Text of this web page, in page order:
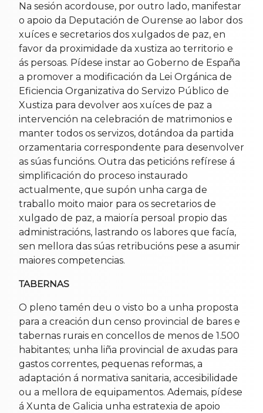
Na sesión acordouse, por outro lado, manifestar
o apoio da Deputación de Ourense ao labor dos
xuíces e secretarios dos xulgados de paz, en
favor da proximidade da xustiza ao territorio e
ás persoas. Pídese instar ao Goberno de España
a promover a modificación da Lei Orgánica de
Eficiencia Organizativa do Servizo Público de
Xustiza para devolver aos xuíces de paz a
intervención na celebración de matrimonios e
manter todos os servizos, dotándoa da partida
orzamentaria correspondente para desenvolver
as súas funcións. Outra das peticións refírese á
simplificación do proceso instaurado
actualmente, que supón unha carga de
traballo moito maior para os secretarios de
xulgado de paz, a maioría persoal propio das
administracións, lastrando os labores que facía,
sen mellora das súas retribucións pese a asumir
maiores competencias.
TABERNAS
O pleno tamén deu o visto bo a unha proposta
para a creación dun censo provincial de bares e
tabernas rurais en concellos de menos de 1.500
habitantes; unha liña provincial de axudas para
gastos correntes, pequenas reformas, a
adaptación á normativa sanitaria, accesibilidade
ou a mellora de equipamentos. Ademais, pídese
á Xunta de Galicia unha estratexia de apoio